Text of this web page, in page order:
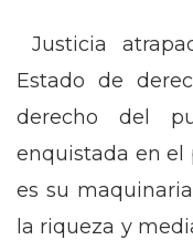
Justicia
Estado de
derecho del
enquistada en el
es su
la riqueza y